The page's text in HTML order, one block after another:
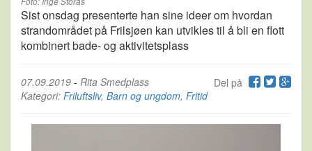
Sist onsdag presenterte han sine ideer om hvordan
strandområdet på Frilsjøen kan utvikles til å bli en flott
kombinert bade- og aktivitetsplass
Del på
07.09.2019 - Rita Smedplass
Kategori: Friluftsliv, Barn og ungdom, Fritid